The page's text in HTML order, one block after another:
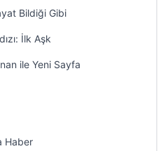
Bildiği Gibi
İlk Aşk
ile Yeni Sayfa
Haber